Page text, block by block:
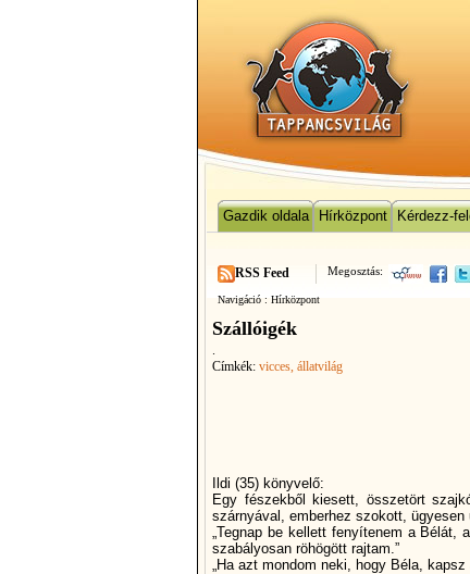
Gazdik oldala Hírközpont Kérdezz-
Megosztás:
RSS Feed
Navigáció : Hírközpont
Szállóigék
.
Címkék: vicces, állatvilág
Ildi (35) könyvelő:
Egy fészekből kiesett, összetört
szárnyával, emberhez szokott,
„Tegnap be kellett fenyítenem a
szabályosan röhögött rajtam.”
„Ha azt mondom neki, hogy Béla,